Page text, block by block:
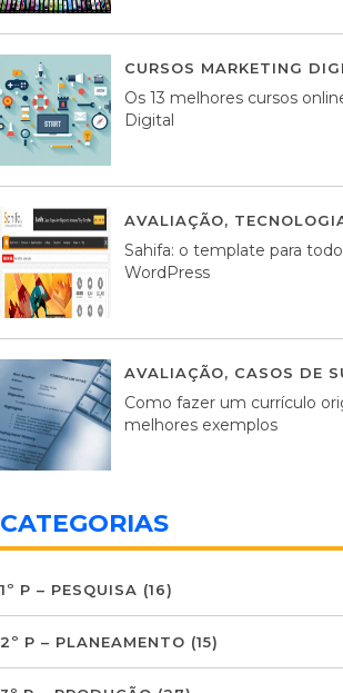
CURSOS MARKETING
Os 13 melhores cursos
Digital
AVALIAÇÃO,
Sahifa: o template para
WordPress
AVALIAÇÃO, CASOS DE
Como fazer um currículo
melhores exemplos
CATEGORIAS
1º P – PESQUISA (16)
2º P – PLANEAMENTO (15)